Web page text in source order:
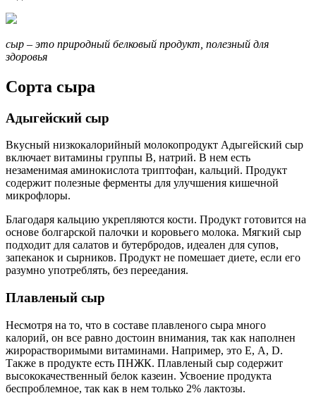
сыр – это природный белковый продукт, полезный для
здоровья
Сорта сыра
Адыгейский сыр
Вкусный низкокалорийный молокопродукт Адыгейский сыр
включает витамины группы В, натрий. В нем есть
незаменимая аминокислота триптофан, кальций. Продукт
содержит полезные ферменты для улучшения кишечной
микрофлоры.
Благодаря кальцию укрепляются кости. Продукт готовится на
основе болгарской палочки и коровьего молока. Мягкий сыр
подходит для салатов и бутербродов, идеален для супов,
запеканок и сырников. Продукт не помешает диете, если его
разумно употреблять, без переедания.
Плавленый сыр
Несмотря на то, что в составе плавленого сыра много
калорий, он все равно достоин внимания, так как наполнен
жирорастворимыми витаминами. Например, это Е, А, D.
Также в продукте есть ПНЖК. Плавленый сыр содержит
высококачественный белок казеин. Усвоение продукта
беспроблемное, так как в нем только 2% лактозы.